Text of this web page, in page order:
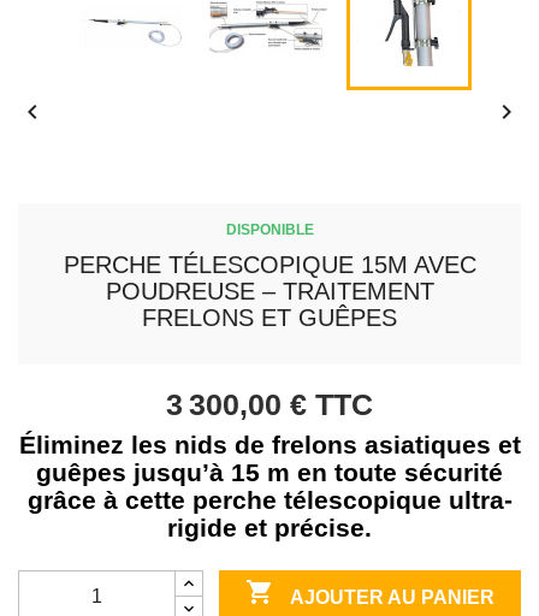
 
DISPONIBLE
PERCHE TÉLESCOPIQUE 15M AVEC
POUDREUSE – TRAITEMENT
FRELONS ET GUÊPES
3 300,00 € TTC
Éliminez les nids de frelons asiatiques et
guêpes jusqu’à 15 m en toute sécurité
grâce à cette perche télescopique ultra-
rigide et précise.
 AJOUTER AU PANIER